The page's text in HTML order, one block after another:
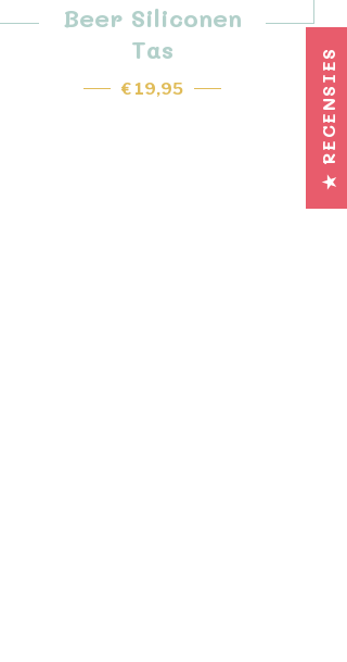
Beer Siliconen
Tas
€ 19,95 ★ RECENSIES